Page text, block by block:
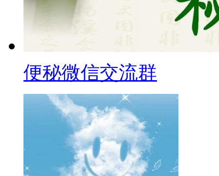
便秘微信交流群